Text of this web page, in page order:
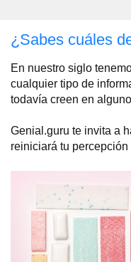
¿Sabes cuáles
En nuestro siglo
cualquier tipo de
todavía creen en
Genial.guru te invita a
reiniciará tu percepción